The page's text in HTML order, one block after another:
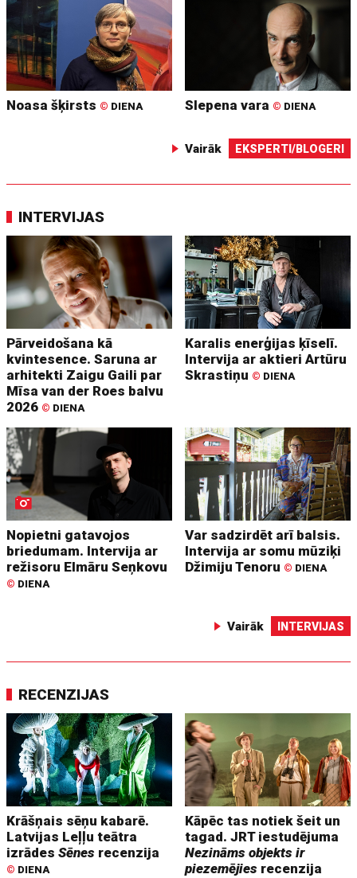
Noasa šķirsts © DIENA Slepena vara © DIENA
Vairāk EKSPERTI/BLOGERI
INTERVIJAS
Pārveidošana kā
kvintesence. Saruna ar
arhitekti Zaigu Gaili par
Mīsa van der Roes balvu
2026 © DIENA
Karalis enerģijas ķīselī.
Intervija ar aktieri Artūru
Skrastiņu © DIENA
Nopietni gatavojos
briedumam. Intervija ar
režisoru Elmāru Seņkovu
© DIENA
Var sadzirdēt arī balsis.
Intervija ar somu mūziķi
Džimiju Tenoru © DIENA
Vairāk INTERVIJAS
RECENZIJAS
Krāšņais sēņu kabarē.
Latvijas Leļļu teātra
izrādesSēnes recenzija
© DIENA
Kāpēc tas notiek šeit un
tagad. JRT iestudējuma
Nezināms objekts ir
piezemējies recenzija